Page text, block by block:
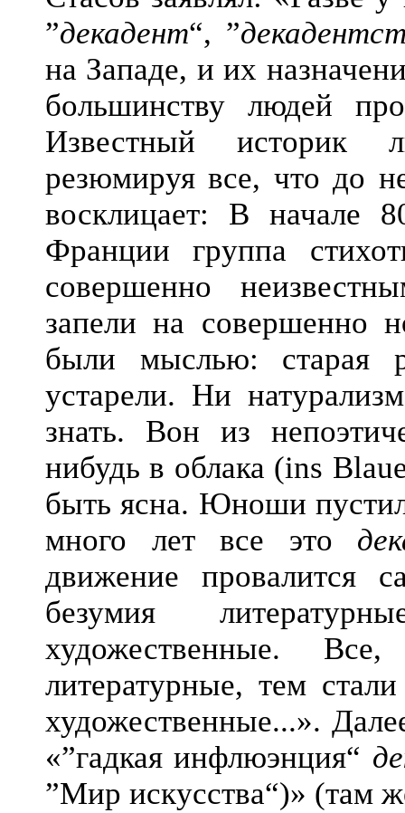
”декадент“, ”
на Западе, и их
большинству людей
Известный историк
резюмируя все, что до
восклицает: В начале
Франции группа
совершенно
запели на совершенно
были мыслью: старая
устарели. Ни
знать. Вон из
нибудь в облака (ins
быть ясна. Юноши
много лет все это
движение
безумия
художественные.
литературные, тем
художественные...».
«”гадкая инфлюэнция“
”Мир искусства“)» (там